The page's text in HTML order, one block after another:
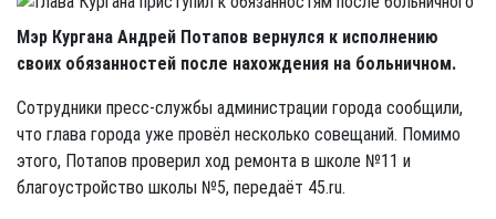
Мэр Кургана Андрей Потапов вернулся к исполнению
своих обязанностей после нахождения на больничном.
Сотрудники пресс-службы администрации города сообщили,
что глава города уже провёл несколько совещаний. Помимо
этого, Потапов проверил ход ремонта в школе №11 и
благоустройство школы №5, передаёт 45.ru.